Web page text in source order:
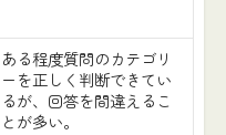
ある程度質問のカテゴリ
ーを正しく判断できてい
るが、回答を間違えるこ
とが多い。